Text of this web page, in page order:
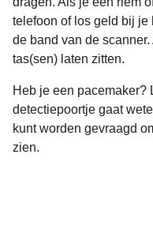
telefoon of los geld bij je
de band van de
tas(sen) laten zitten.
Heb je een pacemaker?
detectiepoortje gaat
kunt worden gevraagd
zien.